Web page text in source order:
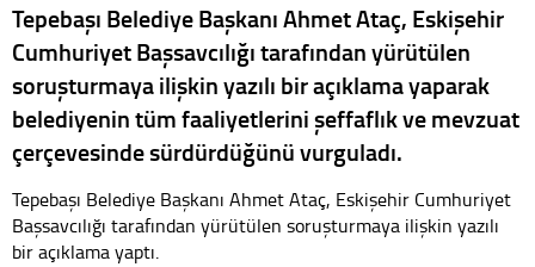
Tepebaşı Belediye Başkanı Ahmet Ataç, Eskişehir
Cumhuriyet Başsavcılığı tarafından yürütülen
soruşturmaya ilişkin yazılı bir açıklama yaparak
belediyenin tüm faaliyetlerini şeffaflık ve mevzuat
çerçevesinde sürdürdüğünü vurguladı.
Tepebaşı Belediye Başkanı Ahmet Ataç, Eskişehir Cumhuriyet
Başsavcılığı tarafından yürütülen soruşturmaya ilişkin yazılı
bir açıklama yaptı.